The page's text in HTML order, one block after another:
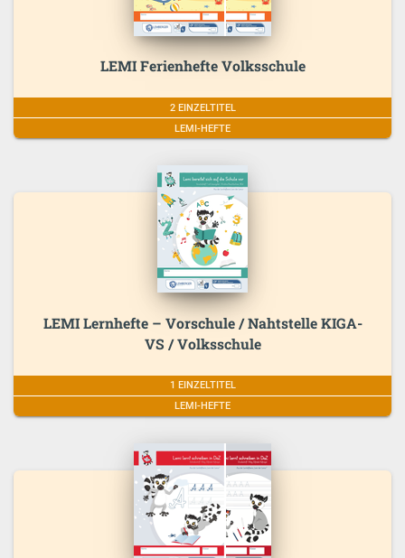
LEMI Ferienhefte Volksschule
2 EINZELTITEL
LEMI-HEFTE
LEMI Lernhefte – Vorschule / Nahtstelle KIGA-
VS / Volksschule
1 EINZELTITEL
LEMI-HEFTE